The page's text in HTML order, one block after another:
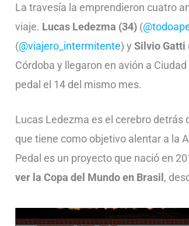
La travesía la emprendieron cuatro
viaje. Lucas Ledezma (34) (
(@viajero_intermitente) ySilvio Gatti
Córdoba y llegaron en avión a
pedal el 14 del mismo mes.
Lucas Ledezma es el cerebro detrás
que tiene como objetivo alentar a la
Pedal es un proyecto que nació en
ver la Copa del Mundo en Brasil ,